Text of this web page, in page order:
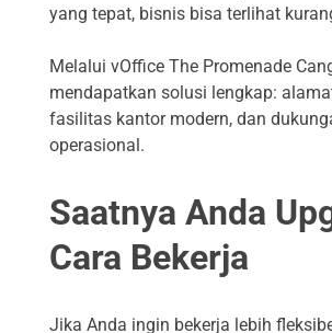
yang tepat, bisnis bisa terlihat
Melalui vOffice The Promenade
mendapatkan solusi lengkap:
fasilitas kantor modern, dan
operasional.
Saatnya Anda
Cara Bekerja
Jika Anda ingin bekerja lebih